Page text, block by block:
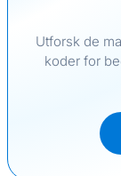
Utforsk de
koder for